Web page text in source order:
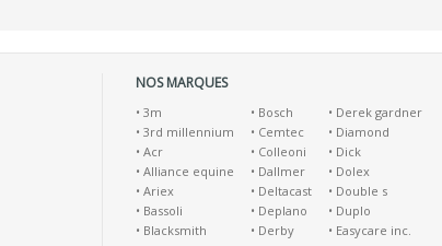
NOS MARQUES
• 3m
• 3rd millennium
• Acr
• Alliance equine
• Ariex
• Bassoli
• Blacksmith
• Bosch
• Cemtec
• Colleoni
• Dallmer
• Deltacast
• Deplano
• Derby
• Derek gardner
• Diamond
• Dick
• Dolex
• Double s
• Duplo
• Easycare inc.